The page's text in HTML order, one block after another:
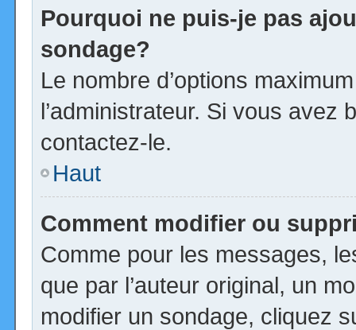
Pourquoi ne puis-je pas
sondage?
Le nombre d’options
l’administrateur. Si vous avez
contactez-le.
Haut
Comment modifier ou
Comme pour les messages,
que par l’auteur original, un
modifier un sondage, cliquez